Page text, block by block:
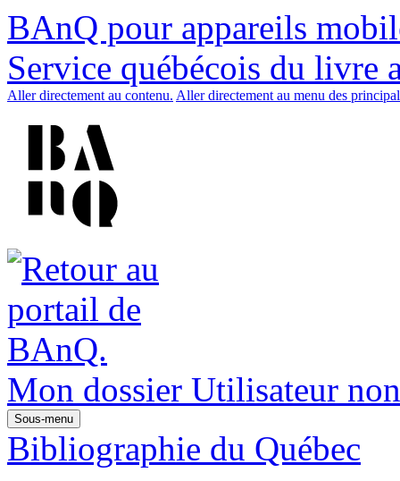
BAnQ pour appareils
Service québécois du livre
Aller directement au contenu. Aller directement au menu des
Mon dossier Utilisateur
Sous-menu
Bibliographie du Québec